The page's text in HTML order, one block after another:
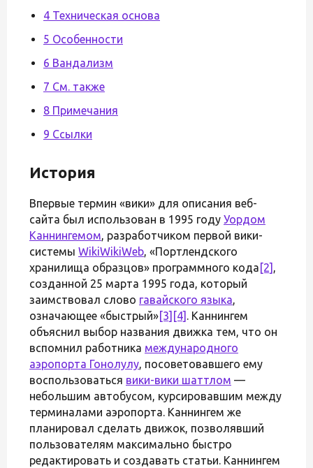
4 Техническая основа
5 Особенности
6 Вандализм
7 См. также
8 Примечания
9 Ссылки
История
Впервые термин «вики» для описания веб-
сайта был использован в 1995 году Уордом
Каннингемом, разработчиком первой вики-
системы WikiWikiWeb, «Портлендского
хранилища образцов» программного кода [2] ,
созданной 25 марта 1995 года, который
заимствовал слово гавайского языка,
означающее «быстрый»[3] [4] . Каннингем
объяснил выбор названия движка тем, что он
вспомнил работника международного
аэропорта Гонолулу, посоветовавшего ему
воспользоваться вики-вики шаттлом —
небольшим автобусом, курсировавшим между
терминалами аэропорта. Каннингем же
планировал сделать движок, позволявший
пользователям максимально быстро
редактировать и создавать статьи. Каннингем